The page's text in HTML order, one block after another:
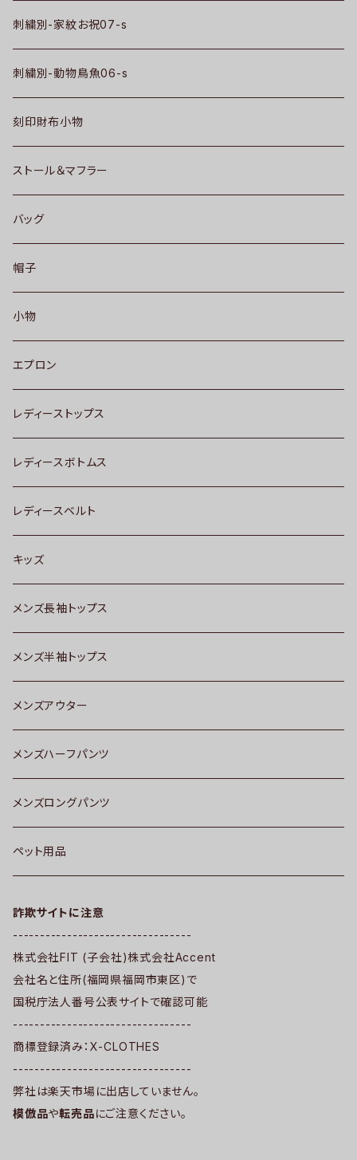
刺繍別-家紋お祝07-s
刺繍別-動物鳥魚06-s
刻印財布小物
ストール＆マフラー
バッグ
帽子
小物
エプロン
レディーストップス
レディースボトムス
レディースベルト
キッズ
メンズ長袖トップス
メンズ半袖トップス
メンズアウター
メンズハーフパンツ
メンズロングパンツ
ペット用品
詐欺サイトに注意
---------------------------------
株式会社FIT (子会社)株式会社Accent
会社名と住所(福岡県福岡市東区)で
国税庁法人番号公表サイトで確認可能
---------------------------------
商標登録済み：X-CLOTHES
---------------------------------
弊社は楽天市場に出店していません。
模倣品や転売品にご注意ください。